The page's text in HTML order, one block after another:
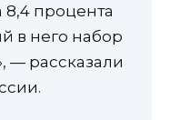
процента
в него набор
— рассказали